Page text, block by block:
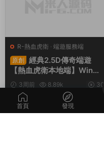
R-熱血虎衛 · 端遊服務端
原創
經典2.5D傳奇端遊
【熱血虎衛本地端】Win一
鍵服務端+PC客戶端+視頻
架設教程
3周前 8.89k 30
評論 0
首頁 發現